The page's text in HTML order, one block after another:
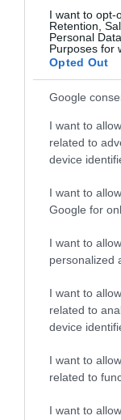
I want to opt-
Retention,
Personal
Purposes for
Opted Out
Google
I want to
related to
device
I want to
Google for
I want to
personalized
I want to
related to
device
I want to
related to
I want to
A
odalátogatókat.
mellett